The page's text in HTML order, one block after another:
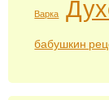
Варка
бабушкин